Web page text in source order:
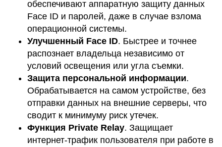
обеспечивают аппаратную защиту данных
Face ID и паролей, даже в случае взлома
операционной системы.
Улучшенный Face ID. Быстрее и точнее
распознает владельца независимо от
условий освещения или угла съемки.
Защита персональной информации.
Обрабатывается на самом устройстве, без
отправки данных на внешние серверы, что
сводит к минимуму риск утечек.
Функция Private Relay. Защищает
интернет-трафик пользователя при работе в